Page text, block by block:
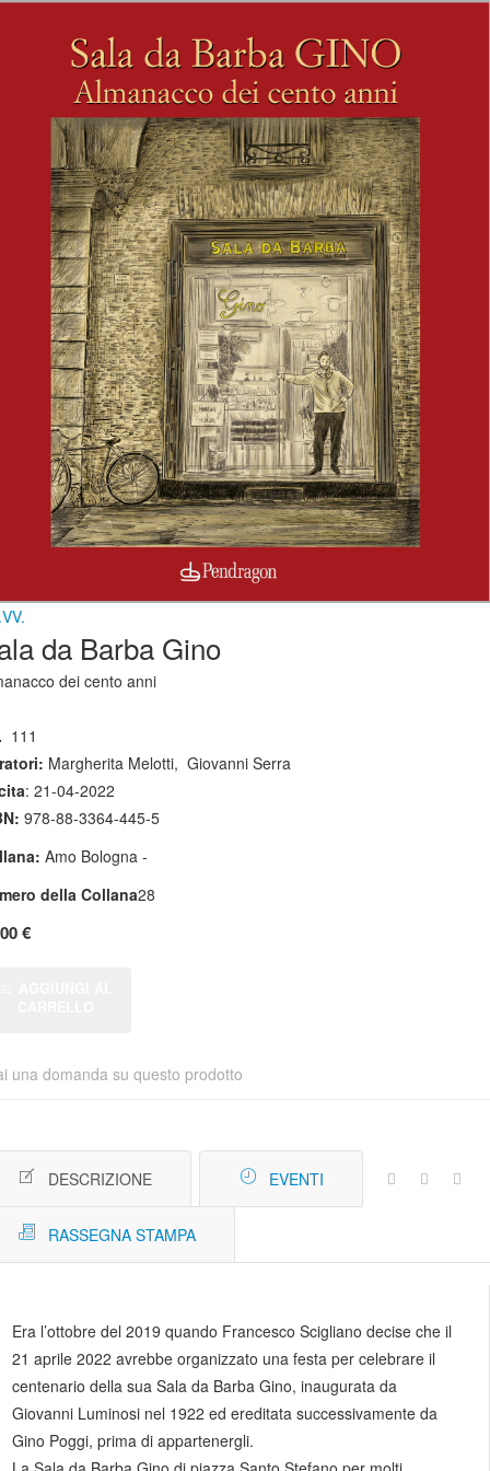
da Barba Gino
dei cento anni
111
Margherita Melotti, Giovanni Serra
: 21-04-2022
978-88-3364-445-5
Amo Bologna -
della Collana28
€
una domanda su questo prodotto
DESCRIZIONE EVENTI
RASSEGNA STAMPA
Era l’ottobre del 2019 quando Francesco Scigliano decise che il
21 aprile 2022 avrebbe organizzato una festa per celebrare il
centenario della sua Sala da Barba Gino, inaugurata da
Giovanni Luminosi nel 1922 ed ereditata successivamente da
Gino Poggi, prima di appartenergli.